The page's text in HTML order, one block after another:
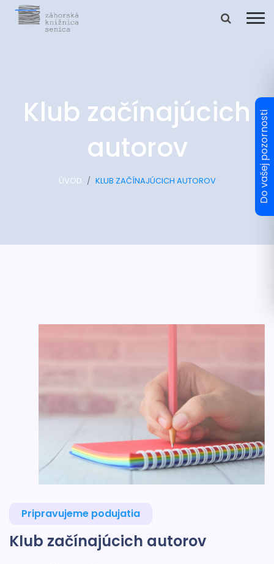
Klub začínajúcich
autorov
ÚVOD KLUB ZAČÍNAJÚCICH AUTOROV
Pripravujeme podujatia
Klub začínajúcich autorov